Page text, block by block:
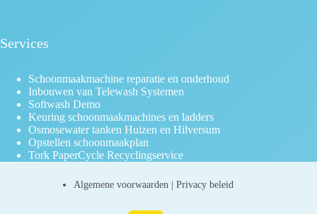
Services
Schoonmaakmachine reparatie en onderhoud
Inbouwen van Telewash Systemen
Softwash Demo
Keuring schoonmaakmachines en ladders
Osmosewater tanken Huizen en Hilversum
Opstellen schoonmaakplan
Tork PaperCycle Recyclingservice
Algemene voorwaarden |Privacy beleid